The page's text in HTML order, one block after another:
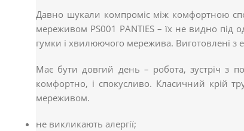
Давно шукали компроміс між комфортною
мереживом PS001 PANTIES – їх не видно під
гумки і хвилюючого мережива. Виготовлені з
Має бути довгий день – робота, зустріч з
комфортно, і спокусливо. Класичний крій
мереживом.
не викликають алергії;